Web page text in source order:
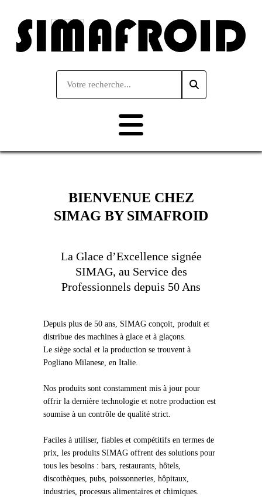
BIENVENUE CHEZ
SIMAG BY SIMAFROID
La Glace d’Excellence signée
SIMAG, au Service des
Professionnels depuis 50 Ans
Depuis plus de 50 ans, SIMAG conçoit, produit et
distribue des machines à glace et à glaçons.
Le siège social et la production se trouvent à
Pogliano Milanese, en Italie.
Nos produits sont constamment mis à jour pour
offrir la dernière technologie et notre production est
soumise à un contrôle de qualité strict.
Faciles à utiliser, fiables et compétitifs en termes de
prix, les produits SIMAG offrent des solutions pour
tous les besoins : bars, restaurants, hôtels,
discothèques, pubs, poissonneries, hôpitaux,
industries, processus alimentaires et chimiques.